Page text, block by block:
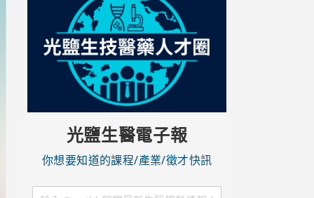
光鹽生醫電子報
你想要知道的課程/產業/徵才快訊